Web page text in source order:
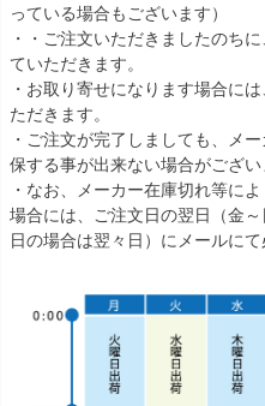
っている場合もございます）
・・ご注文いただきましたのち
ていただきます。
・お取り寄せになります場合に
ただきます。
・ご注文が完了しましても、メ
保する事が出来ない場合がござい
・なお、メーカー在庫切れ等に
場合には、ご注文日の翌日（金
日の場合は翌々日）にメールに